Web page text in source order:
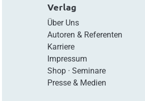
Verlag
Über Uns
Autoren & Referenten
Karriere
Impressum
Shop· Seminare
Presse & Medien